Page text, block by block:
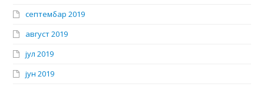
септембар 2019
август 2019
јул 2019
јун 2019